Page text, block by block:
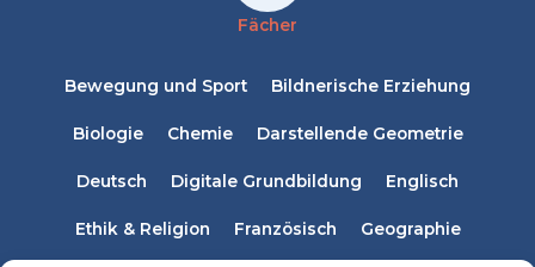
Fächer
Bewegung und Sport Bildnerische Erziehung
Biologie Chemie Darstellende Geometrie
Deutsch Digitale Grundbildung Englisch
Ethik & Religion Französisch Geographie